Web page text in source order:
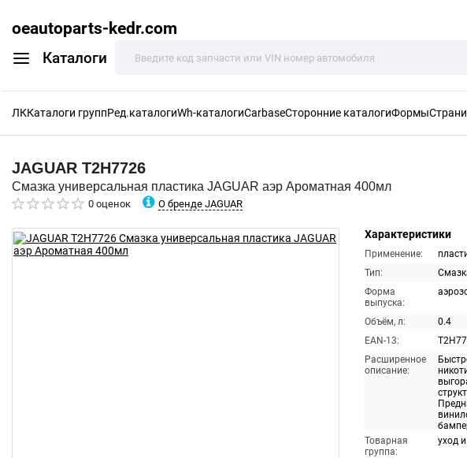
oeautoparts-kedr.com
Каталоги
ЛККаталоги группРед.каталогиWh-каталогиCarbaseСторонние каталогиФормы
JAGUAR T2H7726
Смазка универсальная пластика JAGUAR аэр Ароматная 400мл
0 оценок О бренде JAGUAR
Характеристики
Применение:
Тип:
Форма
выпуска:
Объём, л:
0.4
EAN-13:
Расширенное
описание:
Товарная
группа:
уход